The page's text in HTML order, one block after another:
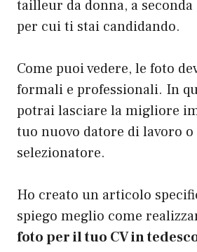
tailleur da donna, a
per cui ti stai candidando.
Come puoi vedere, le foto
formali e professionali. In
potrai lasciare la migliore
tuo nuovo datore di lavoro o
selezionatore.
Ho creato un articolo
spiego meglio come
foto per il tuo CV in